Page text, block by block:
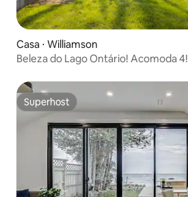
Casa ⋅ Williamson
Beleza do Lago Ontário! Acomoda 4!
Superhost
Superhost